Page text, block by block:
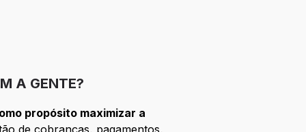
A GENTE?
propósito maximizar a